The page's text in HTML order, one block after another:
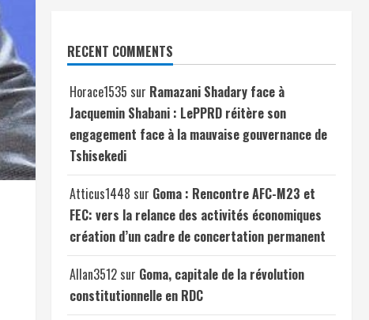
RECENT COMMENTS
Horace1535 sur Ramazani Shadary face à
Jacquemin Shabani : LePPRD réitère son
engagement face à la mauvaise gouvernance de
Tshisekedi
Atticus1448 sur Goma : Rencontre AFC-M23 et
FEC: vers la relance des activités économiques
création d’un cadre de concertation permanent
Allan3512 sur Goma, capitale de la révolution
constitutionnelle en RDC